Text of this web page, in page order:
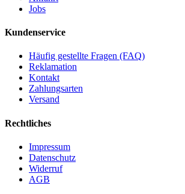
Jobs
Kundenservice
Häufig gestellte Fragen (FAQ)
Reklamation
Kontakt
Zahlungsarten
Versand
Rechtliches
Impressum
Datenschutz
Widerruf
AGB